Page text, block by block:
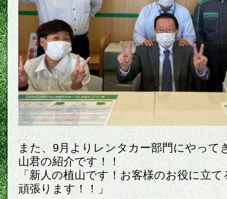
また、9月よりレンタカー部門にやって
山君の紹介です！！
「新人の植山です！お客様のお役に立
頑張ります！！」